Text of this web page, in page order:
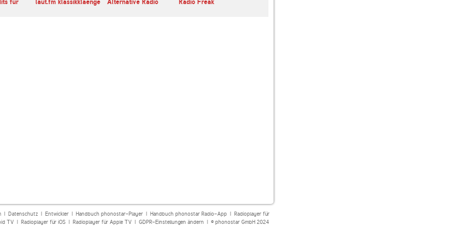
für
laut.fm klassikklaenge Alternative Radio Radio Freak
| Datenschutz| Entwickler| Handbuch phonostar-Player| Handbuch phonostar Radio-App| Radioplayer für
TV| Radioplayer für iOS| Radioplayer für Apple TV| GDPR-Einstellungen ändern | © phonostar GmbH 2024